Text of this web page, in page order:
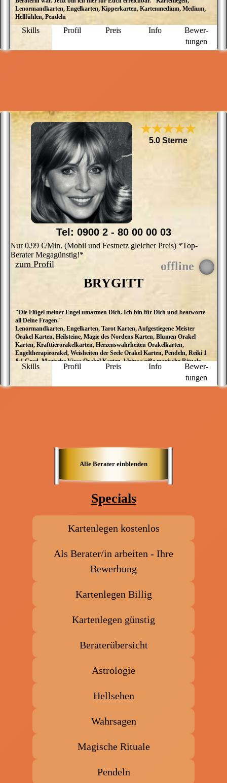
Lenormandkarten, Engelkarten, Kipperkarten, Kartenmedium, Medium,
Hellfühlen, Pendeln
Skills Profil Preis Info
Bewer­
tungen
★★★★★
5.0 Sterne
BRYGITT
"Die Flügel meiner Engel umarmen Dich. Ich bin für Dich und beatworte
all Deine Fragen."
Lenormandkarten, Engelkarten, Tarot Karten, Aufgestiegene Meister
Orakel Karten, Heilsteine, Magie des Nordens Karten, Blumen Orakel
Karten, Krafttierorakelkarten, Herzenswahrheiten Orakelkarten,
Engeltherapieorakel, Weisheiten der Seele Orakel Karten, Pendeln, Reiki 1
&1 Grad, Magische Vicca Orakel Karten, kleine weiße magische Rituale,
Lösungsmagie, Botschaften der Engel
Skills Profil Preis Info
Bewer­
tungen
Tel: 0900 2 - 80 00 00 03
Nur 0,99 €/Min. (Mobil und Festnetz gleicher Preis) *Top-
Berater Megagünstig!*
zum Profil
Alle Berater einblenden
Specials
Kartenlegen kostenlos
Als Berater/in arbeiten - Ihre
Bewerbung
Kartenlegen Billig
Kartenlegen günstig
Beraterübersicht
Astrologie
Hellsehen
Wahrsagen
Magische Rituale
Pendeln